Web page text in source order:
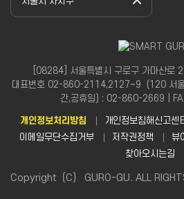
[08284] 서울특별시 구로구 가마산로
대표번호 02-860-2114,2127~9（120 서울
간,공휴일) : 02-860-2669 |
개인정보처리방침 개인정보침해신고센
이메일무단수집거부
저작권정책 뷰
찾아오시는길
Copyright（C） GURO-GU. ALL